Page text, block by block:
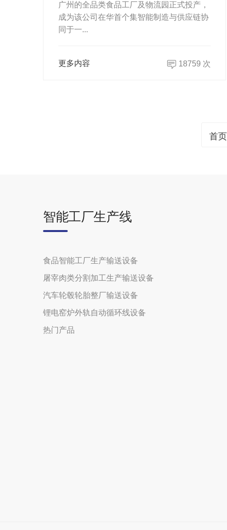
广州的全品类食品工厂及物流园正式投产，
成为该公司在华首个集智能制造与供应链协
同于一...
更多内容 18759 次
首页
智能工厂生产线
食品智能工厂生产输送设备
屠宰肉类分割加工生产输送设备
汽车轮毂轮胎整厂输送设备
锂电窑炉外轨自动循环线设备
热门产品